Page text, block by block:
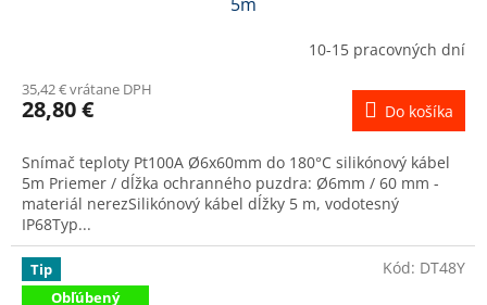
5m
10-15 pracovných dní
35,42 € vrátane DPH
28,80 € Do košíka
Snímač teploty Pt100A Ø6x60mm do 180°C silikónový kábel
5m Priemer / dĺžka ochranného puzdra: Ø6mm / 60 mm -
materiál nerezSilikónový kábel dĺžky 5 m, vodotesný
IP68Typ...
Tip
Obľúbený
Kód: DT48Y